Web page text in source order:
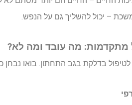
– יכול להשליך גם על הנפש.
מתקדמות: מה עובד ומה לא?
בדלקת בגב התחתון. בואו נבחן